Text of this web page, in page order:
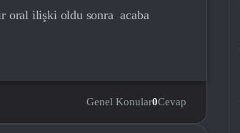
oral ilişki oldu sonra acaba
Genel Konular0Cevap